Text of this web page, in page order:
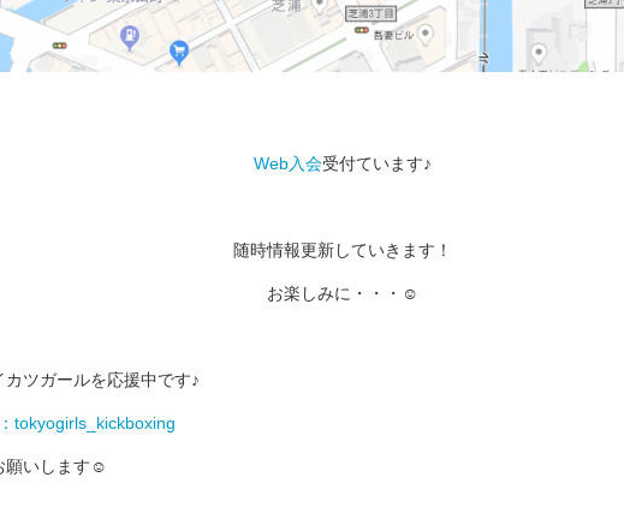
Web入会受付ています♪
随時情報更新していきます！
お楽しみに・・・☺
カツガールを応援中です♪
tokyogirls_kickboxing
願いします☺